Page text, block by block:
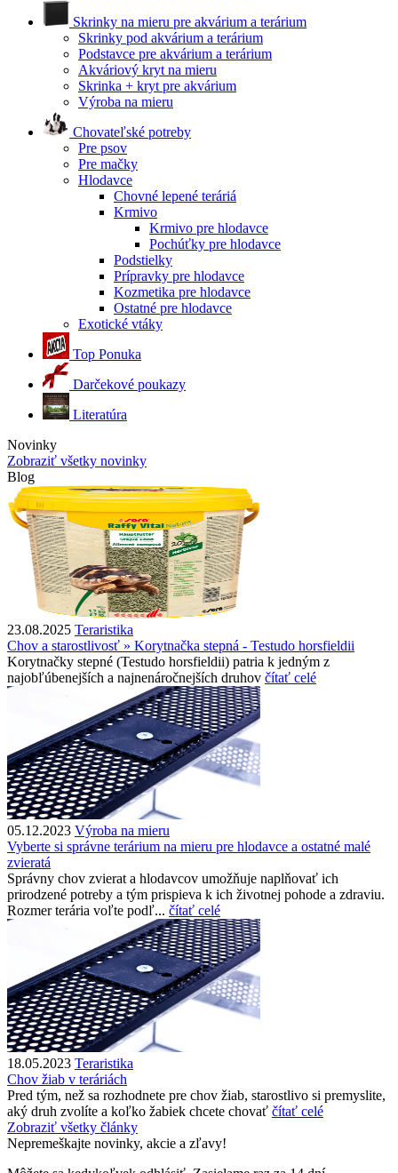
Skrinky na mieru pre akvárium a terárium
Skrinky pod akvárium a terárium
Podstavce pre akvárium a terárium
Akváriový kryt na mieru
Skrinka + kryt pre akvárium
Výroba na mieru
Chovateľské potreby
Pre psov
Pre mačky
Hlodavce
Chovné lepené teráriá
Krmivo
Krmivo pre hlodavce
Pochúťky pre hlodavce
Podstielky
Prípravky pre hlodavce
Kozmetika pre hlodavce
Ostatné pre hlodavce
Exotické vtáky
Top Ponuka
Darčekové poukazy
Literatúra
Novinky
Zobraziť všetky novinky
Blog
23.08.2025 Teraristika
Chov a starostlivosť » Korytnačka stepná - Testudo horsfieldii
Korytnačky stepné (Testudo horsfieldii) patria k jedným z
najobľúbenejších a najnenáročnejších druhov čítať celé
05.12.2023 Výroba na mieru
Vyberte si správne terárium na mieru pre hlodavce a ostatné malé
zvieratá
Správny chov zvierat a hlodavcov umožňuje naplňovať ich
prirodzené potreby a tým prispieva k ich životnej pohode a zdraviu.
Rozmer terária voľte podľ... čítať celé
18.05.2023 Teraristika
Chov žiab v teráriách
Pred tým, než sa rozhodnete pre chov žiab, starostlivo si premyslite,
aký druh zvolíte a koľko žabiek chcete chovať čítať celé
Zobraziť všetky články
Nepremeškajte novinky, akcie a zľavy!